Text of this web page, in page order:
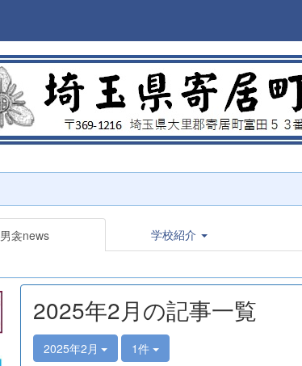
男衾news 学校紹介
2025年2月の記事一覧
2025年2月 1件